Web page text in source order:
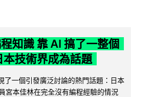
知識 靠 AI 搞了一整個
本技術界成為話題
了一個引發廣泛討論的熱門話題：日本
宮本佳林在完全沒有編程經驗的情況